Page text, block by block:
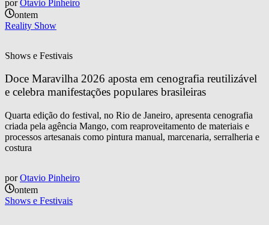
por Otavio Pinheiro
ontem
Reality Show
Shows e Festivais
Doce Maravilha 2026 aposta em cenografia reutilizável
e celebra manifestações populares brasileiras
Quarta edição do festival, no Rio de Janeiro, apresenta cenografia
criada pela agência Mango, com reaproveitamento de materiais e
processos artesanais como pintura manual, marcenaria, serralheria e
costura
por Otavio Pinheiro
ontem
Shows e Festivais